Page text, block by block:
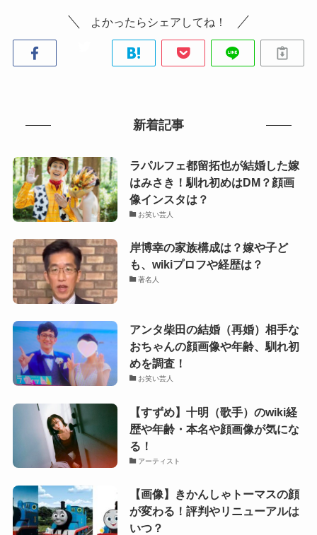
よかったらシェアしてね！
新着記事
ラパルフェ都留拓也が結婚した嫁
はみさき！馴れ初めはDM？顔画
像インスタは？
お笑い芸人
岸博幸の家族構成は？嫁や子ど
も、wikiプロフや経歴は？
著名人
アンタ柴田の結婚（再婚）相手な
おちゃんの顔画像や年齢、馴れ初
めを調査！
お笑い芸人
【すずめ】十明（歌手）のwiki経
歴や年齢・本名や顔画像が気にな
る！
アーティスト
【画像】きかんしゃトーマスの顔
が変わる！評判やリニューアルは
いつ？